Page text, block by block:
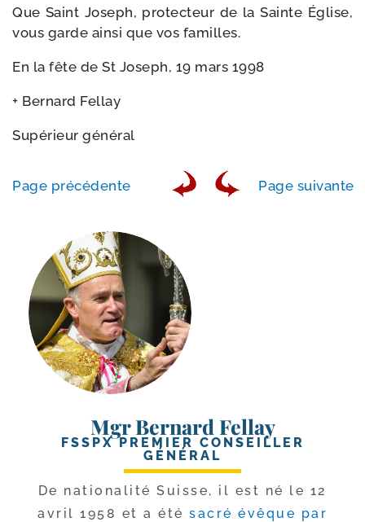
Que Saint Joseph, pro­tec­teur de la Sainte Église,
vous garde ain­si que vos familles.
En la fête de St Joseph, 19 mars 1998
+ Bernard Fellay
Supérieur géné­ral
Page pré­cé­dente Page sui­vante
Mgr Bernard Fellay
FSSPX PREMIER CONSEILLER
GÉNÉRAL
De natio­na­li­té Suisse, il est né le 12
avril 1958 et a été sacré évêque par